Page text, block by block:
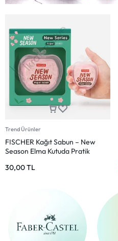
Trend Ürünler
FISCHER Kağıt Sabun – New
Season Elma Kutuda Pratik
30,00TL